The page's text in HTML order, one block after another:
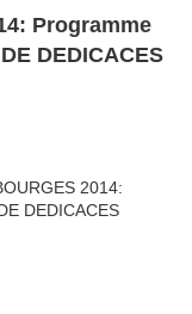
Programme
DEDICACES